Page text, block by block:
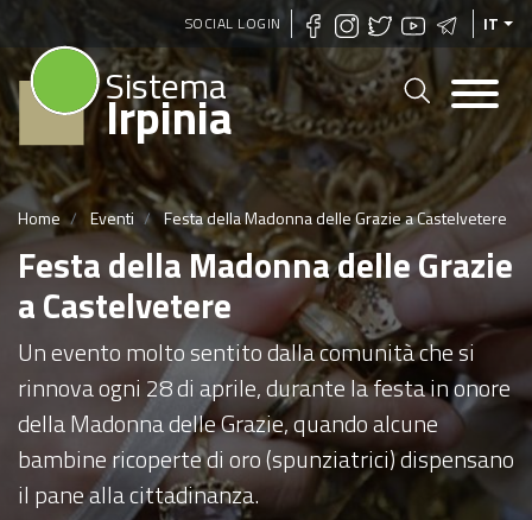
Salta
contenuto
principale
SOCIAL LOGIN IT
Sistema
Irpinia
Home Eventi Festa della Madonna delle Grazie a Castelvetere
Festa della Madonna delle Grazie
a Castelvetere
Un evento molto sentito dalla comunità che si
rinnova ogni 28 di aprile, durante la festa in onore
della Madonna delle Grazie, quando alcune
bambine ricoperte di oro (spunziatrici) dispensano
il pane alla cittadinanza.